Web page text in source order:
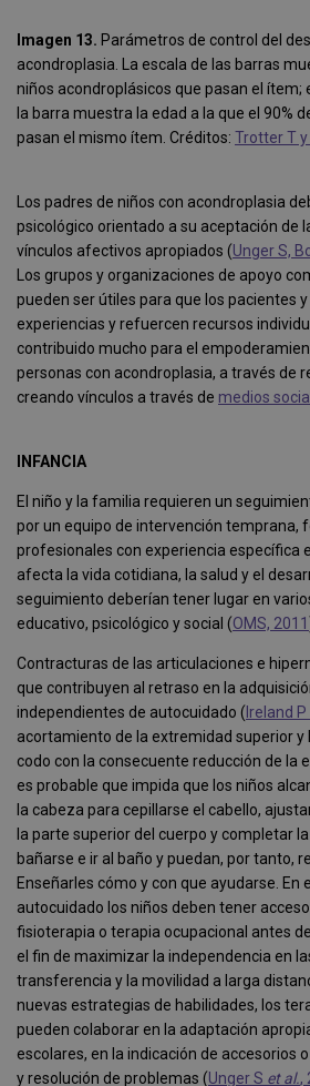
Imagen 13. Parámetros de control del
acondroplasia. La escala de las barras
niños acondroplásicos que pasan el ítem;
la barra muestra la edad a la que el 90%
pasan el mismo ítem. Créditos: Trotter T y
Los padres de niños con acondroplasia
psicológico orientado a su aceptación de
vínculos afectivos apropiados (Unger S,
Los grupos y organizaciones de apoyo
pueden ser útiles para que los pacientes
experiencias y refuercen recursos
contribuido mucho para el
personas con acondroplasia, a través de
creando vínculos a través de medios
INFANCIA
El niño y la familia requieren un
por un equipo de intervención temprana,
profesionales con experiencia específica
afecta la vida cotidiana, la salud y el
seguimiento deberían tener lugar en
educativo, psicológico y social (OMS, 2011
Contracturas de las articulaciones e
que contribuyen al retraso en la
independientes de autocuidado ( Ireland P
acortamiento de la extremidad superior y
codo con la consecuente reducción de la
es probable que impida que los niños
la cabeza para cepillarse el cabello,
la parte superior del cuerpo y completar
bañarse e ir al baño y puedan, por tanto,
Enseñarles cómo y con que ayudarse. En
autocuidado los niños deben tener
fisioterapia o terapia ocupacional antes
el fin de maximizar la independencia en
transferencia y la movilidad a larga
nuevas estrategias de habilidades, los
pueden colaborar en la adaptación
escolares, en la indicación de accesorios
y resolución de problemas (Unger S et al.,